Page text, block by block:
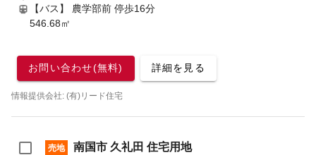
【バス】 農学部前 停歩16分
546.68㎡
お問い合わせ(無料) 詳細を見る
情報提供会社: (有)リード住宅
売地 南国市 久礼田 住宅用地